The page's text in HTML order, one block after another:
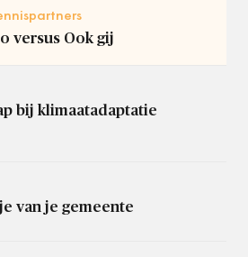
versus Ook gij
bij klimaatadaptatie
van je gemeente